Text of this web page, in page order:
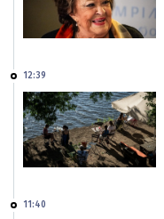
12:39
11:40